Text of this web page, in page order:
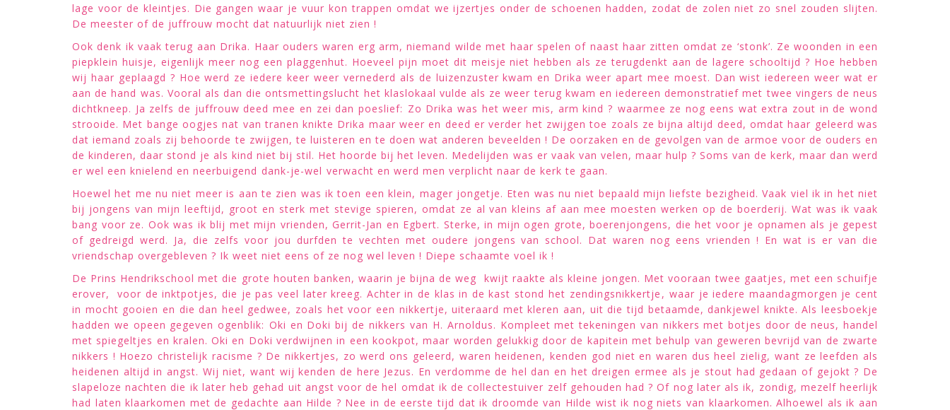
lage voor de kleintjes. Die gangen waar je vuur kon trappen omdat we ijzertjes onder de schoenen hadden, zodat de zolen niet zo snel zouden slijten.
De meester of de juffrouw mocht dat natuurlijk niet zien !
Ook denk ik vaak terug aan Drika. Haar ouders waren erg arm, niemand wilde met haar spelen of naast haar zitten omdat ze ‘stonk’. Ze woonden in een
piepklein huisje, eigenlijk meer nog een plaggenhut. Hoeveel pijn moet dit meisje niet hebben als ze terugdenkt aan de lagere schooltijd ? Hoe hebben
wij haar geplaagd ? Hoe werd ze iedere keer weer vernederd als de luizenzuster kwam en Drika weer apart mee moest. Dan wist iedereen weer wat er
aan de hand was. Vooral als dan die ontsmettingslucht het klaslokaal vulde als ze weer terug kwam en iedereen demonstratief met twee vingers de neus
dichtkneep. Ja zelfs de juffrouw deed mee en zei dan poeslief: Zo Drika was het weer mis, arm kind ? waarmee ze nog eens wat extra zout in de wond
strooide. Met bange oogjes nat van tranen knikte Drika maar weer en deed er verder het zwijgen toe zoals ze bijna altijd deed, omdat haar geleerd was
dat iemand zoals zij behoorde te zwijgen, te luisteren en te doen wat anderen beveelden ! De oorzaken en de gevolgen van de armoe voor de ouders en
de kinderen, daar stond je als kind niet bij stil. Het hoorde bij het leven. Medelijden was er vaak van velen, maar hulp ? Soms van de kerk, maar dan werd
er wel een knielend en neerbuigend dank-je-wel verwacht en werd men verplicht naar de kerk te gaan.
Hoewel het me nu niet meer is aan te zien was ik toen een klein, mager jongetje. Eten was nu niet bepaald mijn liefste bezigheid. Vaak viel ik in het niet
bij jongens van mijn leeftijd, groot en sterk met stevige spieren, omdat ze al van kleins af aan mee moesten werken op de boerderij. Wat was ik vaak
bang voor ze. Ook was ik blij met mijn vrienden, Gerrit-Jan en Egbert. Sterke, in mijn ogen grote, boerenjongens, die het voor je opnamen als je gepest
of gedreigd werd. Ja, die zelfs voor jou durfden te vechten met oudere jongens van school. Dat waren nog eens vrienden ! En wat is er van die
vriendschap overgebleven ? Ik weet niet eens of ze nog wel leven ! Diepe schaamte voel ik !
De Prins Hendrikschool met die grote houten banken, waarin je bijna de weg kwijt raakte als kleine jongen. Met vooraan twee gaatjes, met een schuifje
erover, voor de inktpotjes, die je pas veel later kreeg. Achter in de klas in de kast stond het zendingsnikkertje, waar je iedere maandagmorgen je cent
in mocht gooien en die dan heel gedwee, zoals het voor een nikkertje, uiteraard met kleren aan, uit die tijd betaamde, dankjewel knikte. Als leesboekje
hadden we opeen gegeven ogenblik: Oki en Doki bij de nikkers van H. Arnoldus. Kompleet met tekeningen van nikkers met botjes door de neus, handel
met spiegeltjes en kralen. Oki en Doki verdwijnen in een kookpot, maar worden gelukkig door de kapitein met behulp van geweren bevrijd van de zwarte
nikkers ! Hoezo christelijk racisme ? De nikkertjes, zo werd ons geleerd, waren heidenen, kenden god niet en waren dus heel zielig, want ze leefden als
heidenen altijd in angst. Wij niet, want wij kenden de here Jezus. En verdomme de hel dan en het dreigen ermee als je stout had gedaan of gejokt ? De
slapeloze nachten die ik later heb gehad uit angst voor de hel omdat ik de collectestuiver zelf gehouden had ? Of nog later als ik, zondig, mezelf heerlijk
had laten klaarkomen met de gedachte aan Hilde ? Nee in de eerste tijd dat ik droomde van Hilde wist ik nog niets van klaarkomen. Alhoewel als ik aan